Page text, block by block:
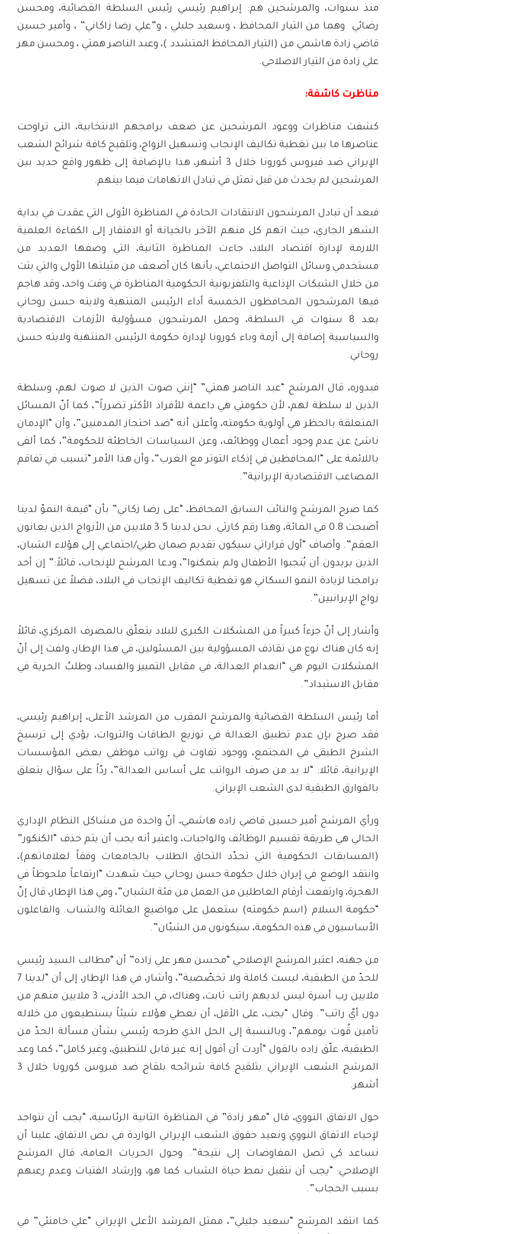
منذ سنوات، والمرشحين هم: إبراهيم رئيسي رئيس السلطة القضائية، ومحسن
رضائي وهما من التيار المحافظ ، وسعيد جليلي ، و”علي رضا زاكاني” ، وأمير حسين
قاضي زادة هاشمي من (التيار المحافظ المتشدد )، وعبد الناصر همتي ، ومحسن مهر
علي زادة من التيار الاصلاحي.
مناظرت كاشفة:
كشفت مناظرات ووعود المرشحين عن ضعف برامجهم الانتخابية، التى تراوحت
عناصرها ما بين تغطية تكاليف الإنجاب وتسهيل الزواج، وتلقيح كافة شرائح الشعب
الإيراني ضد فيروس كورونا خلال 3 أشهر، هذا بالإضافة إلى ظهور واقع جديد بين
المرشحين لم يحدث من قبل تمثل في تبادل الاتهامات فيما بينهم.
فبعد أن تبادل المرشحون الانتقادات الحادة في المناظرة الأولى التي عقدت في بداية
الشهر الجاري، حيث اتهم كل منهم الآخر بالخيانة أو الافتقار إلى الكفاءة العلمية
اللازمة لإدارة اقتصاد البلاد، جاءت المناظرة الثانية، التي وصفها العديد من
مستخدمي وسائل التواصل الاجتماعي، بأنها كان أضعف من مثيلتها الأولى والتي بثت
من خلال الشبكات الإذاعية والتلفزيونية الحكومية المناظرة في وقت واحد، وقد هاجم
فيها المرشحون المحافظون الخمسة أداء الرئيس المنتهية ولايته حسن روحاني
بعد 8 سنوات في السلطة، وحمل المرشحون مسؤولية الأزمات الاقتصادية
والسياسية إضافة إلى أزمة وباء كورونا لإدارة حكومة الرئيس المنتهية ولايته حسن
روحاني.
فبدوره، قال المرشح “عبد الناصر همتي” “إنني صوت الذين لا صوت لهم، وسلطة
الذين لا سلطة لهم، لأن حكومتي هي داعمة للأفراد الأكثر تضرراً”، كما أنّ المسائل
المتعلقة بالحظر هي أولوية حكومته، وأعلن أنه “ضد احتجاز المدمنين”، وأن “الإدمان
ناشئ عن عدم وجود أعمال ووظائف، وعن السياسات الخاطئة للحكومة”، كما ألقى
باللائمة على “المحافظين في إذكاء التوتر مع الغرب”، وأن هذا الأمر “تسبب في تفاقم
المصاعب الاقتصادية الإيرانية”.
كما صرح المرشح والنائب السابق المحافظ، “على رضا زكاني” بأن “قيمة النموّ لدينا
أصبحت 0.8 في المائة، وهذا رقم كارثي. نحن لدينا 3.5 ملايين من الأزواج الذين يعانون
العقم”. وأضاف “أول قراراتي سيكون تقديم ضمان طبي/اجتماعي إلى هؤلاء الشبان،
الذين يريدون أن يُنجبوا الأطفال ولم يتمكنوا”، ودعا المرشح للإنجاب، قائلاً:” إن أحد
برامجنا لزيادة النمو السكاني هو تغطية تكاليف الإنجاب في البلاد، فضلاً عن تسهيل
زواج الإيرانيين”.
وأشار إلى أنّ جزءاً كبيراً من المشكلات الكبرى للبلاد يتعلّق بالمصرف المركزي، قائلاً
إنه كان هناك نوع من تقاذف المسؤولية بين المسئولين، في هذا الإطار، ولفت إلى أنّ
المشكلات اليوم هي “انعدام العدالة، في مقابل التمييز والفساد، وطلبُ الحرية في
مقابل الاستبداد”.
أما رئيس السلطة القضائية والمرشح المقرب من المرشد الأعلى، إبراهيم رئيسي،
فقد صرح بإن عدم تطبيق العدالة في توزيع الطاقات والثروات، يؤدي إلى ترسيخ
الشرخ الطبقي في المجتمع، ووجود تفاوت في رواتب موظفي بعض المؤسسات
الإيرانية، قائلا: “لا بد من صرف الرواتب على أساس العدالة”، ردّاً على سؤال يتعلق
بالفوارق الطبقية لدى الشعب الإيراني.
ورأي المرشح أمير حسين قاضي زاده هاشمي، أنّ واحدة من مشاكل النظام الإداري
الحالي هي طريقة تقسيم الوظائف والواجبات، واعتبر أنه يجب أن يتم حذف “الكنكور”
(المسابقات الحكومية التي تحدّد التحاق الطلاب بالجامعات وفقاً لعلاماتهم)،
وانتقد الوضع في إيران خلال حكومة حسن روحاني حيث شهدت “ارتفاعاً ملحوظاً في
الهجرة، وارتفعت أرقام العاطلين من العمل من فئة الشبان”، وفي هذا الإطار، قال إنّ
“حكومة السلام (اسم حكومته) ستعمل على مواضيع العائلة والشباب. والفاعلون
الأساسيون في هذه الحكومة، سيكونون من الشبّان”.
من جهته، اعتبر المرشح الإصلاحي “محسن مهر علي زاده” أن “مطالب السيد رئيسي
للحدّ من الطبقية، ليست كاملة ولا تخصّصية”، وأشار، في هذا الإطار، إلى أن “لدينا 7
ملايين رب أسرة ليس لديهم راتب ثابت، وهناك، في الحد الأدنى، 3 ملايين منهم من
دون أيّ راتب”. وقال “يجب، على الأقل، أن نعطي هؤلاء شيئاً يستطيعون من خلاله
تأمين قُوت يومهم”، وبالنسبة إلى الحل الذي طرحه رئيسي بشأن مسألة الحدّ من
الطبقية، علّق زاده بالقول “أردت أن أقول إنه غير قابل للتطبيق، وغير كامل”، كما وعد
المرشح الشعب الإيراني بتلقيح كافة شرائحه بلقاح ضد فيروس كورونا خلال 3
أشهر.
حول الاتفاق النووي، قال “مهر زادة” في المناظرة الثانية الرئاسية، “يجب أن نتواجد
لإحياء الاتفاق النووي ونعيد حقوق الشعب الإيراني الواردة في نص الاتفاق، علينا أن
نساعد كي تصل المفاوضات إلى نتيجة”. وحول الحريات العامة، قال المرشح
الإصلاحي: “يجب أن نتقبل نمط حياة الشباب كما هو، وإرشاد الفتيات وعدم رعبهم
بسبب الحجاب”.
كما انتقد المرشح “سعيد جليلي”، ممثل المرشد الأعلى الإيراني “علي خامنئي” في